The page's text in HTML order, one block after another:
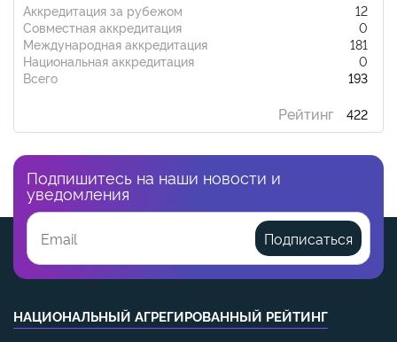
Аккредитация за рубежом
12
Совместная аккредитация
0
Международная аккредитация
181
Национальная аккредитация
0
Всего
193
Рейтинг 422
Подпишитесь на наши новости и
уведомления
Подписаться
НАЦИОНАЛЬНЫЙ АГРЕГИРОВАННЫЙ РЕЙТИНГ